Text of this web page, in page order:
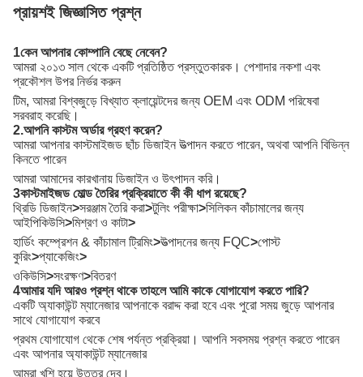
প্রায়শই জিজ্ঞাসিত প্রশ্ন
1কেন আপনার কোম্পানি বেছে নেবেন?
আমরা ২০১৩ সাল থেকে একটি প্রতিষ্ঠিত প্রস্তুতকারক। পেশাদার নকশা এবং
প্রকৌশল উপর নির্ভর করুন
টিম, আমরা বিশ্বজুড়ে বিখ্যাত ক্লায়েন্টদের জন্য OEM এবং ODM পরিষেবা
সরবরাহ করেছি।
2.আপনি কাস্টম অর্ডার গ্রহণ করেন?
আমরা আপনার কাস্টমাইজড ছাঁচ ডিজাইন উত্পাদন করতে পারেন, অথবা আপনি বিভিন্ন
কিনতে পারেন
আমরা আমাদের কারখানায় ডিজাইন ও উৎপাদন করি।
3কাস্টমাইজড মোল্ড তৈরির প্রক্রিয়াতে কী কী ধাপ রয়েছে?
থ্রিডি ডিজাইন>সরঞ্জাম তৈরি করা>টুলিং পরীক্ষা>সিলিকন কাঁচামালের জন্য
আইপিকিউসি>মিশ্রণ ও কাটা>
হার্ডিং কম্প্রেশন & কাঁচামাল ট্রিমিং>উত্পাদনের জন্য FQC>পোস্ট
কুরিং>প্যাকেজিং>
ওকিউসি>সংরক্ষণ>বিতরণ
4আমার যদি আরও প্রশ্ন থাকে তাহলে আমি কাকে যোগাযোগ করতে পারি?
একটি অ্যাকাউন্ট ম্যানেজার আপনাকে বরাদ্দ করা হবে এবং পুরো সময় জুড়ে আপনার
সাথে যোগাযোগ করবে
প্রথম যোগাযোগ থেকে শেষ পর্যন্ত প্রক্রিয়া। আপনি সবসময় প্রশ্ন করতে পারেন
এবং আপনার অ্যাকাউন্ট ম্যানেজার
আমরা খুশি হয়ে উত্তর দেব।